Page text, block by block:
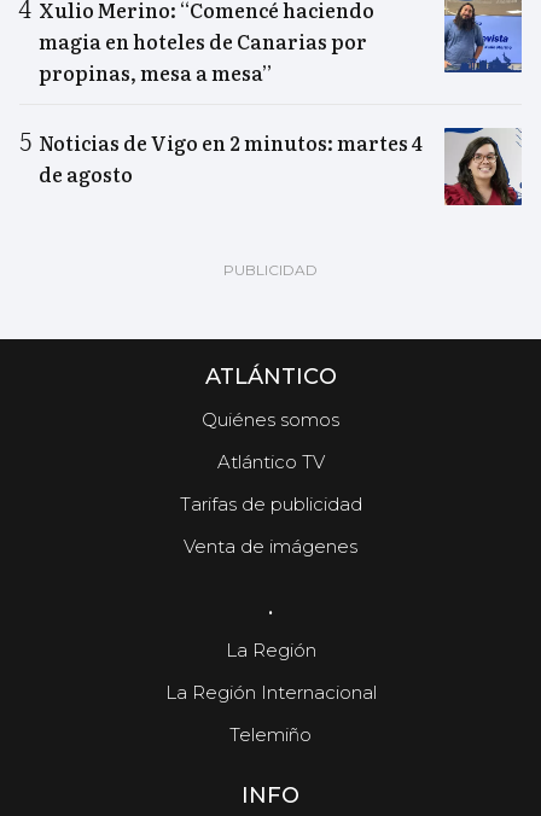
Xulio Merino: “Comencé haciendo
magia en hoteles de Canarias por
propinas, mesa a mesa”
Noticias de Vigo en 2 minutos: martes 4
de agosto
ATLÁNTICO
Quiénes somos
Atlántico TV
Tarifas de publicidad
Venta de imágenes
.
La Región
La Región Internacional
Telemiño
INFO